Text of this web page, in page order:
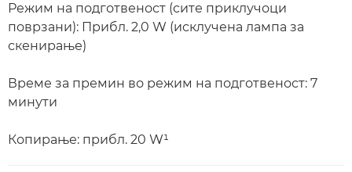
Режим на подготвеност (сите приклучоци
поврзани): Прибл. 2,0 W (исклучена лампа за
скенирање)
Време за премин во режим на подготвеност: 7
минути
Копирање: прибл. 20 W¹